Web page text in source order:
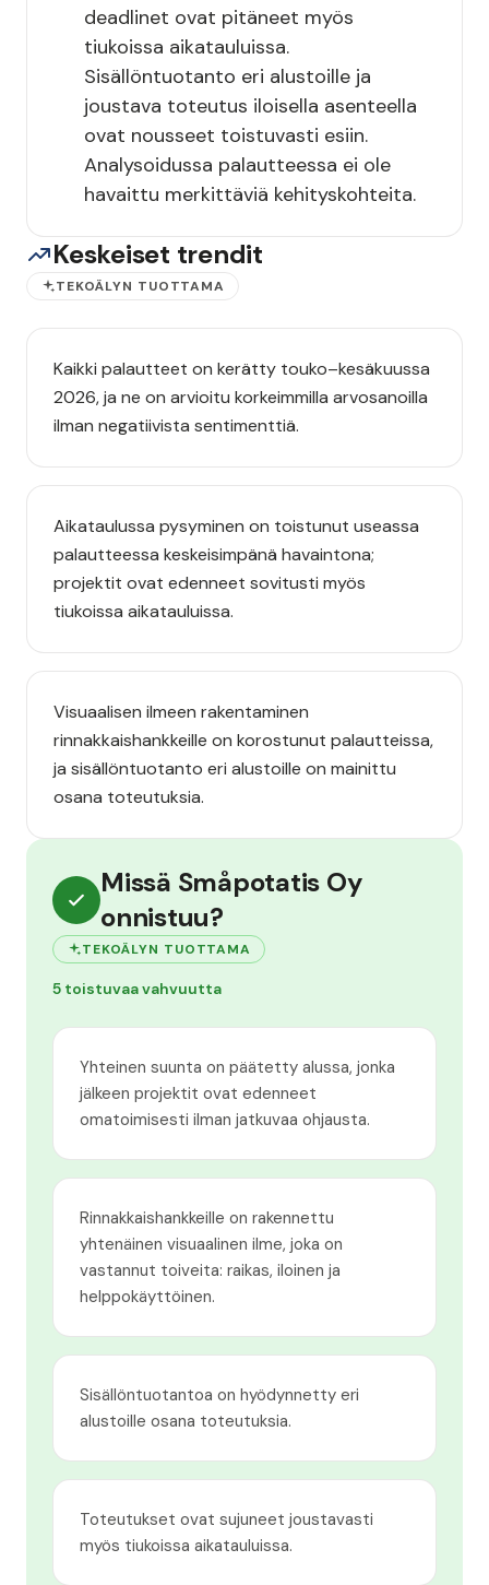
deadlinet ovat pitäneet myös
tiukoissa aikatauluissa.
Sisällöntuotanto eri alustoille ja
joustava toteutus iloisella asenteella
ovat nousseet toistuvasti esiin.
Analysoidussa palautteessa ei ole
havaittu merkittäviä kehityskohteita.
Keskeiset trendit
TEKOÄLYN TUOTTAMA
Kaikki palautteet on kerätty touko–kesäkuussa
2026, ja ne on arvioitu korkeimmilla arvosanoilla
ilman negatiivista sentimenttiä.
Aikataulussa pysyminen on toistunut useassa
palautteessa keskeisimpänä havaintona;
projektit ovat edenneet sovitusti myös
tiukoissa aikatauluissa.
Visuaalisen ilmeen rakentaminen
rinnakkaishankkeille on korostunut palautteissa,
ja sisällöntuotanto eri alustoille on mainittu
osana toteutuksia.
Missä Småpotatis Oy
onnistuu?
TEKOÄLYN TUOTTAMA
5 toistuvaa vahvuutta
Yhteinen suunta on päätetty alussa, jonka
jälkeen projektit ovat edenneet
omatoimisesti ilman jatkuvaa ohjausta.
Rinnakkaishankkeille on rakennettu
yhtenäinen visuaalinen ilme, joka on
vastannut toiveita: raikas, iloinen ja
helppokäyttöinen.
Sisällöntuotantoa on hyödynnetty eri
alustoille osana toteutuksia.
Toteutukset ovat sujuneet joustavasti
myös tiukoissa aikatauluissa.